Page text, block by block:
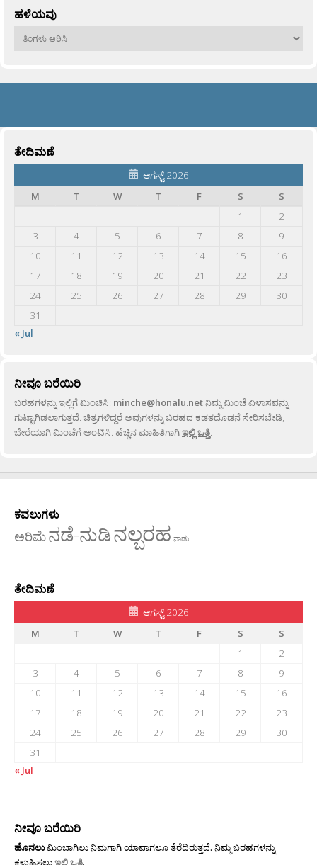
ಹಳೆಯವು
ಹಳೆಯವು
ತೇದಿಮಣೆ
ಆಗಸ್ಟ್ 2026
M
T W T F S
S
1
2
3
4 5 6 7 8
9
10
11 12 13 14 15
16
17
18 19 20 21 22
23
24
25 26 27 28 29
30
31
« Jul
ನೀವೂ ಬರೆಯಿರಿ
ಬರಹಗಳನ್ನು ಇಲ್ಲಿಗೆ ಮಿಂಚಿಸಿ: minche@honalu.netನಿಮ್ಮ ಮಿಂಚೆ ವಿಳಾಸವನ್ನು
ಗುಟ್ಟಾಗಿಡಲಾಗುತ್ತದೆ. ಚಿತ್ರಗಳಿದ್ದರೆ ಅವುಗಳನ್ನು ಬರಹದ ಕಡತದೊಡನೆ ಸೇರಿಸಬೇಡಿ,
ಬೇರೆಯಾಗಿ ಮಿಂಚೆಗೆ ಅಂಟಿಸಿ. ಹೆಚ್ಚಿನ ಮಾಹಿತಿಗಾಗಿಇಲ್ಲಿ ಒತ್ತಿ.
ಕವಲುಗಳು
ಅರಿಮೆನಡೆ-ನುಡಿನಲ್ಬರಹ ನಾಡು
ತೇದಿಮಣೆ
ಆಗಸ್ಟ್ 2026
M
T W T F S
S
1
2
3
4 5 6 7 8
9
10
11 12 13 14 15
16
17
18 19 20 21 22
23
24
25 26 27 28 29
30
31
« Jul
ನೀವೂ ಬರೆಯಿರಿ
ಹೊನಲುಮಿಂಬಾಗಿಲು ನಿಮಗಾಗಿ ಯಾವಾಗಲೂ ತೆರೆದಿರುತ್ತದೆ. ನಿಮ್ಮ ಬರಹಗಳನ್ನು
ಕಳುಹಿಸಲುಇಲ್ಲಿ ಒತ್ತಿ.